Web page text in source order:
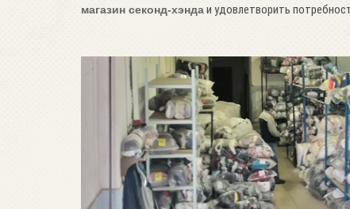
магазин секонд-хэндаи удовлетворить